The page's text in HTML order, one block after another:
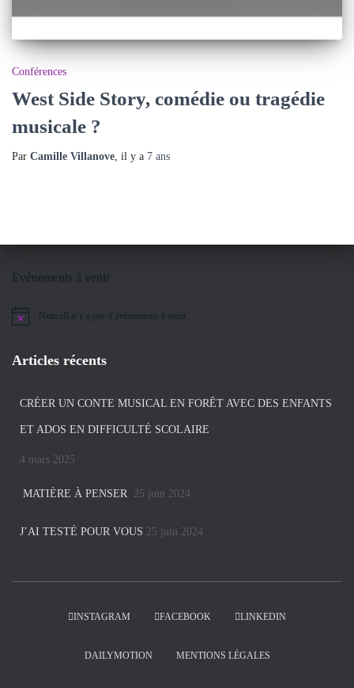
Conférences
West Side Story, comédie ou tragédie
musicale ?
Par Camille Villanove , il y a 7 ans
Évènements à venir
Notice Il n’y a pas d’évènements à venir.
Articles récents
CRÉER UN CONTE MUSICAL EN FORÊT AVEC DES ENFANTS
ET ADOS EN DIFFICULTÉ SCOLAIRE
4 mars 2025
MATIÈRE À PENSER 25 juin 2024
J’AI TESTÉ POUR VOUS 25 juin 2024
INSTAGRAM FACEBOOK LINKEDIN
DAILYMOTION MENTIONS LÉGALES